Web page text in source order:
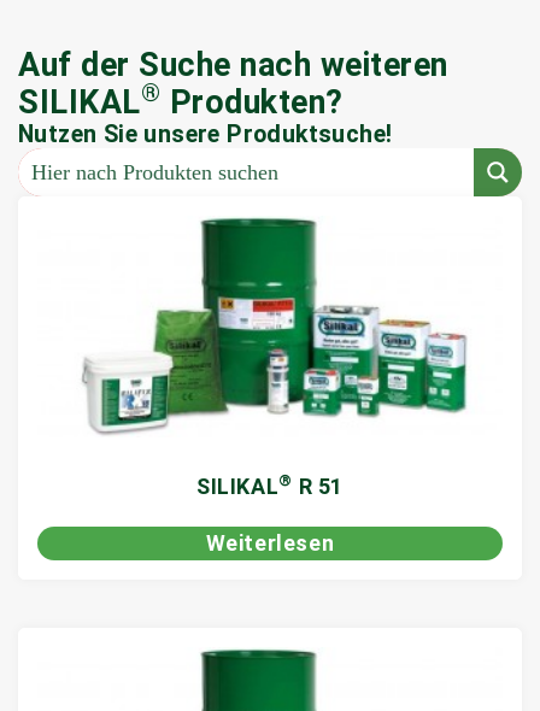
Auf der Suche nach weiteren
SILIKAL® Produkten?
Nutzen Sie unsere Produktsuche!
SILIKAL® R 51
Weiterlesen